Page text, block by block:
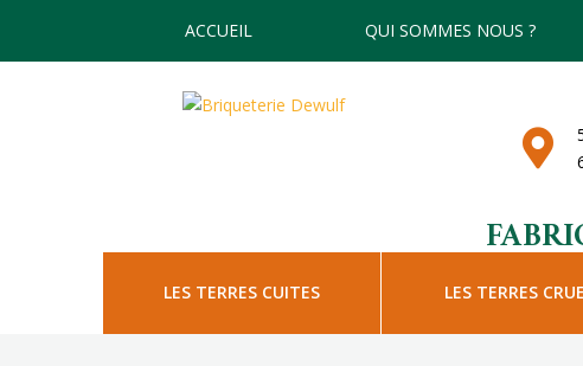
ACCUEIL QUI SOMMES NOUS ?
LES TERRES CUITES LES TERRES